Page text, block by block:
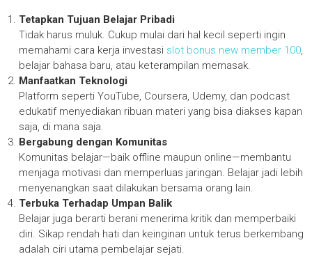
Tetapkan Tujuan Belajar Pribadi
Tidak harus muluk. Cukup mulai dari hal kecil seperti ingin
memahami cara kerja investasi slot bonus new member 100,
belajar bahasa baru, atau keterampilan memasak.
Manfaatkan Teknologi
Platform seperti YouTube, Coursera, Udemy, dan podcast
edukatif menyediakan ribuan materi yang bisa diakses kapan
saja, di mana saja.
Bergabung dengan Komunitas
Komunitas belajar—baik offline maupun online—membantu
menjaga motivasi dan memperluas jaringan. Belajar jadi lebih
menyenangkan saat dilakukan bersama orang lain.
Terbuka Terhadap Umpan Balik
Belajar juga berarti berani menerima kritik dan memperbaiki
diri. Sikap rendah hati dan keinginan untuk terus berkembang
adalah ciri utama pembelajar sejati.